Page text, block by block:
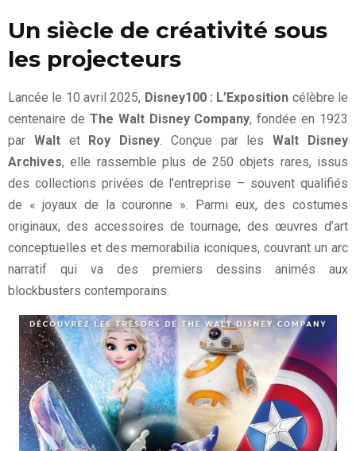
Un siècle de créativité sous
les projecteurs
Lancée le 10 avril 2025, Disney100 : L’Exposition célèbre le
centenaire de The Walt Disney Company, fondée en 1923
par WaltetRoy Disney . Conçue par lesWalt Disney
Archives, elle rassemble plus de 250 objets rares, issus
des collections privées de l’entreprise – souvent qualifiés
de « joyaux de la couronne ». Parmi eux, des costumes
originaux, des accessoires de tournage, des œuvres d’art
conceptuelles et des memorabilia iconiques, couvrant un arc
narratif qui va des premiers dessins animés aux
blockbusters contemporains.